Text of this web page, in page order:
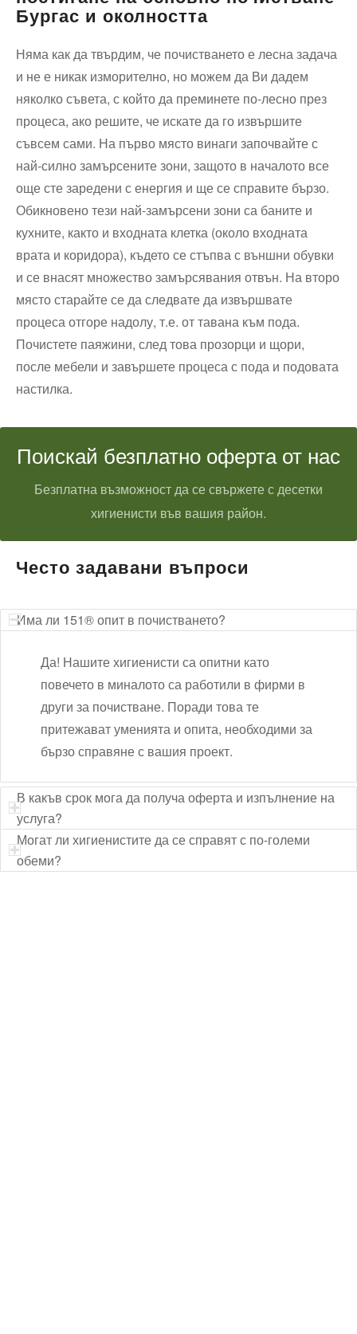
Бургас и околността
Няма как да твърдим, че почистването е лесна задача
и не е никак изморително, но можем да Ви дадем
няколко съвета, с който да преминете по-лесно през
процеса, ако решите, че искате да го извършите
съвсем сами. На първо място винаги започвайте с
най-силно замърсените зони, защото в началото все
още сте заредени с енергия и ще се справите бързо.
Обикновено тези най-замърсени зони са баните и
кухните, както и входната клетка (около входната
врата и коридора), където се стъпва с външни обувки
и се внасят множество замърсявания отвън. На второ
място старайте се да следвате да извършвате
процеса отгоре надолу, т.е. от тавана към пода.
Почистете паяжини, след това прозорци и щори,
после мебели и завършете процеса с пода и подовата
настилка.
Поискай безплатно оферта от нас
Безплатна възможност да се свържете с десетки
хигиенисти във вашия район.
Често задавани въпроси
Има ли 151® опит в почистването?
Да! Нашите хигиенисти са опитни като
повечето в миналото са работили в фирми в
други за почистване. Поради това те
притежават уменията и опита, необходими за
бързо справяне с вашия проект.
В какъв срок мога да получа оферта и изпълнение на
услуга?
Могат ли хигиенистите да се справят с по-големи
обеми?